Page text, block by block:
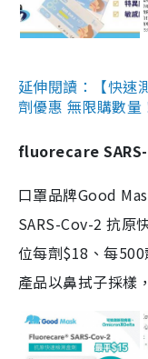
延伸閱讀：【快速
劑優惠 無限購數
fluorecare SARS-
口罩品牌Good
SARS-Cov-2 抗原
位每劑$18、每
產品以鼻拭子採樣